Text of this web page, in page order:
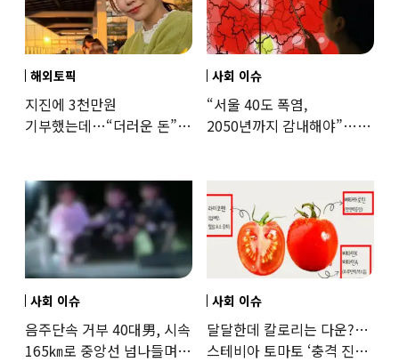
해외토픽
지진에 3천만원
기부했는데…“더러운 돈”
사회 이슈
“서울 40도 폭염,
2050년까지 감내해야”…
사회 이슈
음주단속 거부 40대男, 시속
165㎞로 중앙선 넘나들며
사회 이슈
달달한데 칼로리는 다운?…
스테비아 토마토 ‘충격 진실’